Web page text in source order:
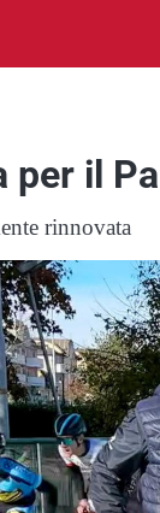
per il
rinnovata